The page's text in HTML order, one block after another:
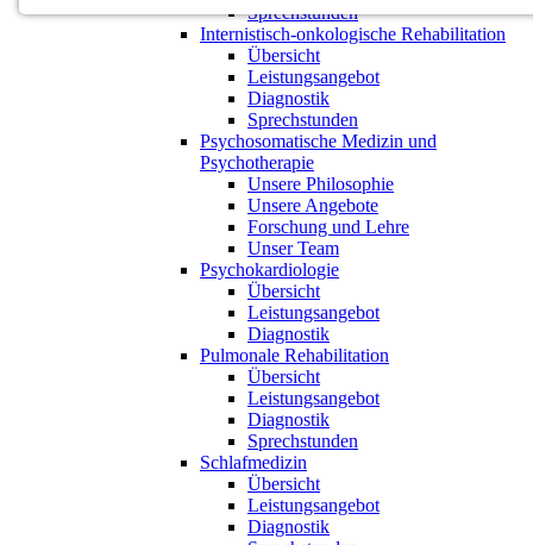
Sprechstunden
Internistisch-onkologische Rehabilitation
Übersicht
Leistungsangebot
Diagnostik
Sprechstunden
Psychosomatische Medizin und
Psychotherapie
Unsere Philosophie
Unsere Angebote
Forschung und Lehre
Unser Team
Psychokardiologie
Übersicht
Leistungsangebot
Diagnostik
Pulmonale Rehabilitation
Übersicht
Leistungsangebot
Diagnostik
Sprechstunden
Schlafmedizin
Übersicht
Leistungsangebot
Diagnostik
Einverständnis-Cookie
Dieses Cookie speichert die vom Benutzer gewählten
Zustimmungsoptionen
Statistik Cookies erfassen Informationen anonym.
Informationen helfen uns zu verstehen, wie unsere
Besucher unsere Website nutzen.
Google Analytics